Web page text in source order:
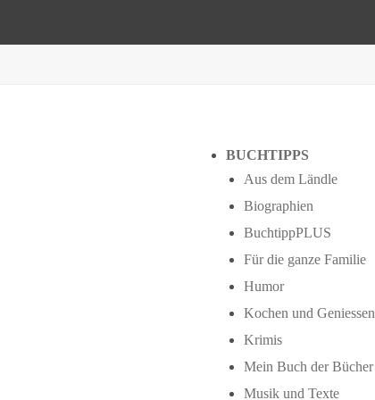
BUCHTIPPS
Aus dem Ländle
Biographien
BuchtippPLUS
Für die ganze Familie
Humor
Kochen und Geniessen
Krimis
Mein Buch der Bücher
Musik und Texte